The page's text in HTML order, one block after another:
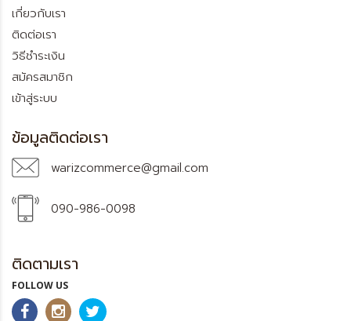
เกี่ยวกับเรา
ติดต่อเรา
วิธีชำระเงิน
สมัครสมาชิก
เข้าสู่ระบบ
ข้อมูลติดต่อเรา
warizcommerce@gmail.com
090-986-0098
ติดตามเรา
FOLLOW US